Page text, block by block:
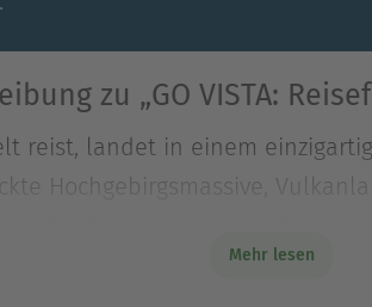
zu „GO VISTA:
reist, landet in einem
Hochgebirgsmassive,
Hochgebirgsmassive,
Mehr lesen